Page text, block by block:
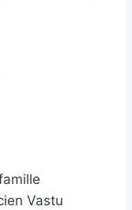
Vastu